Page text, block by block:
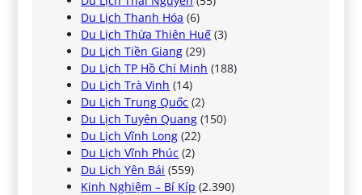
Du Lịch Thanh Hóa (6)
Du Lịch Thừa Thiên Huế (3)
Du Lịch Tiền Giang (29)
Du Lịch TP Hồ Chí Minh (188)
Du Lịch Trà Vinh (14)
Du Lịch Trung Quốc (2)
Du Lịch Tuyên Quang (150)
Du Lịch Vĩnh Long (22)
Du Lịch Vĩnh Phúc (2)
Du Lịch Yên Bái (559)
Kinh Nghiệm – Bí Kíp (2.390)